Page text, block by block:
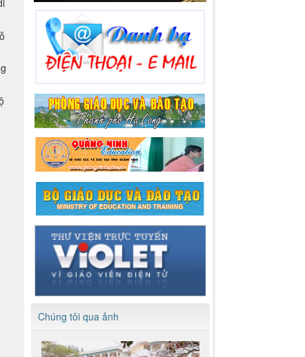
Chúng tôi qua ảnh